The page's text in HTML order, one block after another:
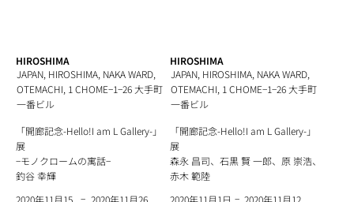
HIROSHIMA
JAPAN, HIROSHIMA, NAKA WARD,
OTEMACHI, 1 CHOME−1−26 大手町
一番ビル
「開廊記念-Hello!I am L Gallery-」
展
−モノクロームの寓話−
釣谷 幸輝
2020年11月15 − 2020年11月26
HIROSHIMA
JAPAN, HIROSHIMA, NAKA WARD,
OTEMACHI, 1 CHOME−1−26 大手町
一番ビル
「開廊記念-Hello!I am L Gallery-」
展
森永 昌司、石黒 賢 一郎、原 崇浩、
赤木 範陸
2020年11月1日 − 2020年11月12